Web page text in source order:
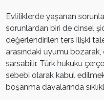
Evliliklerde yaşanan
sorunlardan biri de cinsel
değerlendirilen ters ilişki
arasındaki uyumu
sarsabilir. Türk hukuku
sebebi olarak kabul
boşanma davalarında